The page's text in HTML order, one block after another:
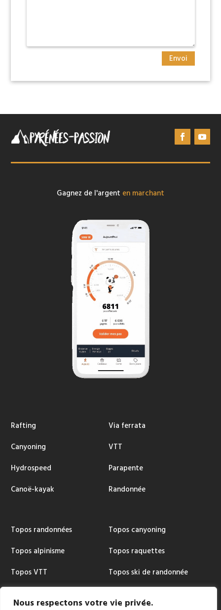
Nous respectons votre vie privée.
Envoi
Gagnez de l'argent en marchant
Rafting
Canyoning
Hydrospeed
Canoë-kayak
Via ferrata
VTT
Parapente
Randonnée
Topos randonnées
Topos alpinisme
Topos VTT
Topos canyoning
Topos raquettes
Topos ski de randonnée